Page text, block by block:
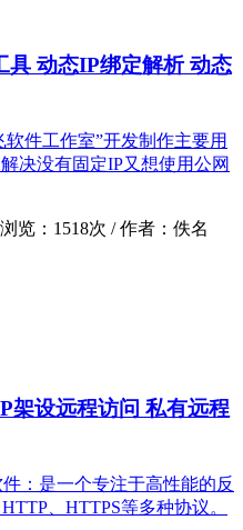
具 动态IP绑定解析 动态
件工作室”开发制作主要用
决没有固定IP又想使用公网
浏览： 1518次 /作者： 佚名
架设远程访问 私有远程
：是一个专注于高性能的反
、HTTPS等多种协议。